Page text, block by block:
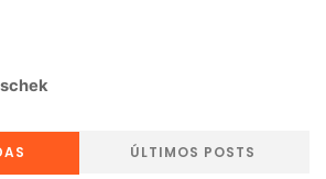
ÚLTIMOS POSTS